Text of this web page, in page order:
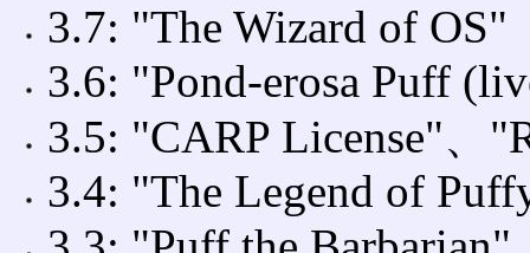
3.7: "The Wizard of OS"
3.6: "Pond-erosa Puff
3.5: "CARP License"、
3.4: "The Legend of